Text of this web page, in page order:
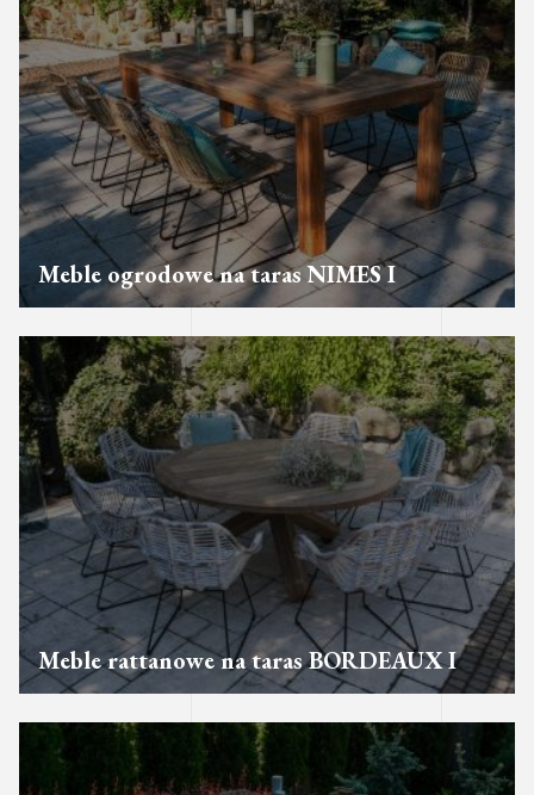
Meble ogrodowe na taras NIMES I
Meble rattanowe na taras BORDEAUX I